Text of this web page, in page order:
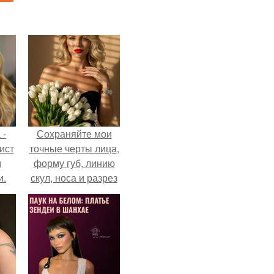
-
Сохраняйте мои
точные черты лица,
форму губ, линию
скул, носа и разрез
глаз.